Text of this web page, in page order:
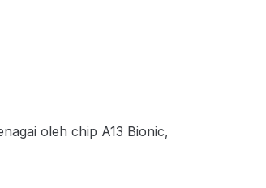
oleh chip A13 Bionic,